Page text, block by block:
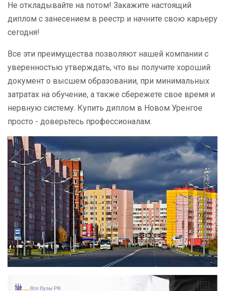
Не откладывайте на потом! Закажите настоящий
диплом с занесением в реестр и начните свою карьеру
сегодня!
Все эти преимущества позволяют нашей компании с
уверенностью утверждать, что вы получите хороший
документ о высшем образовании, при минимальных
затратах на обучение, а также сбережете свое время и
нервную систему. Купить диплом в Новом Уренгое
просто - доверьтесь профессионалам.